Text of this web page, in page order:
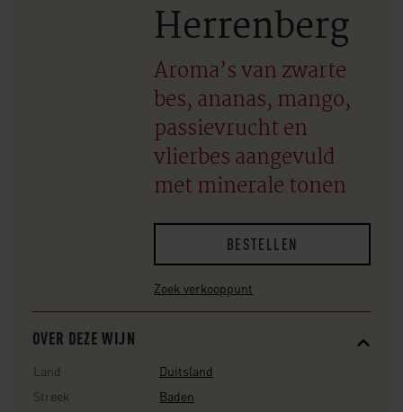
Herrenberg
Aroma’s van zwarte
bes, ananas, mango,
passievrucht en
vlierbes aangevuld
met minerale tonen
BESTELLEN
Zoek verkooppunt
OVER DEZE WIJN
Land
Duitsland
Streek
Baden